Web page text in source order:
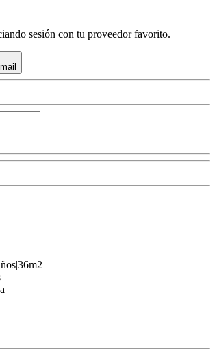
sesión con tu proveedor favorito.
|36m2